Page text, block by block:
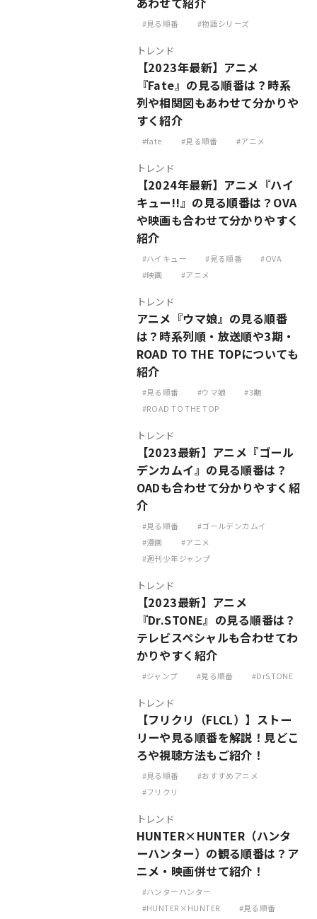
見る順番 物語シリーズ
トレンド
【2023年最新】アニメ
『Fate』の見る順番は？時系
列や相関図もあわせて分かりや
すく紹介
fate 見る順番 アニメ
トレンド
【2024年最新】アニメ『ハイ
キュー!!』の見る順番は？OVA
や映画も合わせて分かりやすく
紹介
ハイキュー 見る順番
OVA
映画
アニメ
トレンド
アニメ『ウマ娘』の見る順番
は？時系列順・放送順や3期・
ROAD TO THE TOPについても
紹介
見る順番 ウマ娘
3期
ROAD TO THE TOP
トレンド
【2023最新】アニメ『ゴール
デンカムイ』の見る順番は？
OADも合わせて分かりやすく紹
介
見る順番
ゴールデンカムイ
漫画
アニメ
週刊少年ジャンプ
トレンド
【2023最新】アニメ
『Dr.STONE』の見る順番は？
テレビスペシャルも合わせてわ
かりやすく紹介
ジャンプ 見る順番 DrSTONE
トレンド
【フリクリ（FLCL）】ストー
リーや見る順番を解説！見どこ
ろや視聴方法もご紹介！
見る順番
おすすめアニメ
フリクリ
トレンド
HUNTER×HUNTER（ハンタ
ーハンター）の観る順番は？ア
ニメ・映画併せて紹介！
ハンターハンター
HUNTER×HUNTER
見る順番